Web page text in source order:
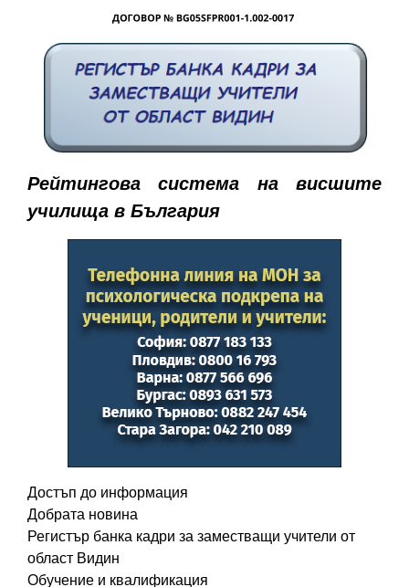
Рейтингова система на висшите
училища в България
Достъп до информация
Добрата новина
Регистър банка кадри за заместващи учители от
област Видин
Обучение и квалификация